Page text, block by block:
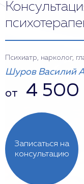
Записаться на
консультацию
Психиатр, нарколог,
Шуров Василий
от 4 500